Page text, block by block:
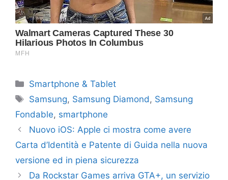
Categorie
Smartphone & Tablet
Tag
Samsung, Samsung Diamond , Samsung
Fondable, smartphone
Nuovo iOS: Apple ci mostra come avere
Carta d’Identità e Patente di Guida nella nuova
versione ed in piena sicurezza
Da Rockstar Games arriva GTA+, un servizio